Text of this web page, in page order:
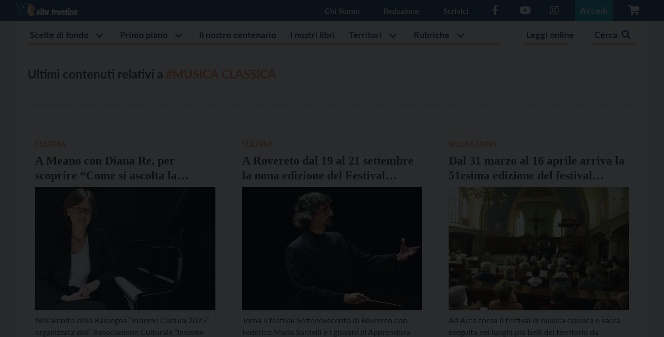
Chi Siamo Redazione Scrivici Accedi
Scelte di fondo Primo piano Il nostro centenario I nostri libri Territori Rubriche Leggi online Cerca
Ultimi contenuti relativi a
A Meano con Diana Re, per
scoprire “Come si ascolta la
Musica Classica”
Nell’ambito della Rassegna “Insieme Cultura 2025”
organizzata dall’ ‘Associazione Culturale “Insieme
A Rovereto dal 19 al 21 settembre
la nona edizione del Festival
Settenovecento
Torna il festival Settenovecento di Rovereto con
Federico Maria Sardelli e i giovani di Apprendista
Dal 31 marzo al 16 aprile arriva la
51esima edizione del festival
“Pasqua Musicale Arcense”
Ad Arco torna il festival di musica classica e sacra
eseguita nei luoghi più belli del territorio da